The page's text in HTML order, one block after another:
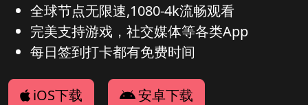
全球节点无限速,1080-4k流畅观看
完美支持游戏，社交媒体等各类App
每日签到打卡都有免费时间
iOS下载 安卓下载